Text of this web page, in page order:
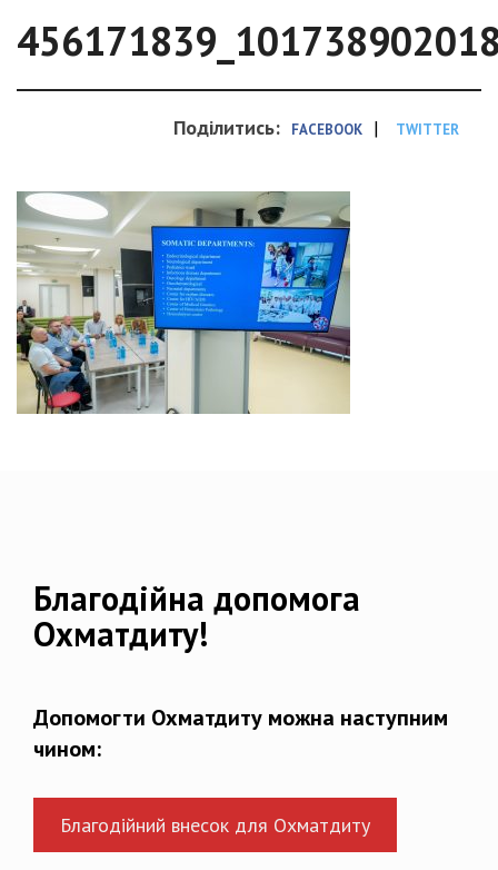
Поділитись: FACEBOOK | TWITTER
Благодійна допомога
Охматдиту!
Допомогти Охматдиту можна наступним
чином:
Благодійний внесок для Охматдиту